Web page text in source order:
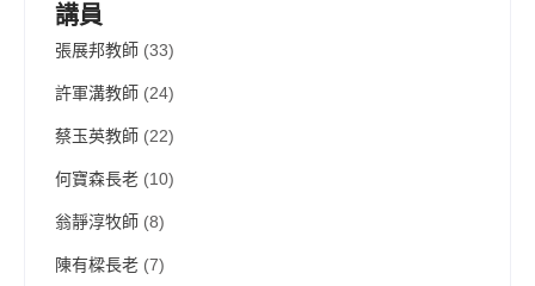
講員
張展邦教師 (33)
許軍溝教師 (24)
蔡玉英教師 (22)
何寶森長老 (10)
翁靜淳牧師 (8)
陳有樑長老 (7)